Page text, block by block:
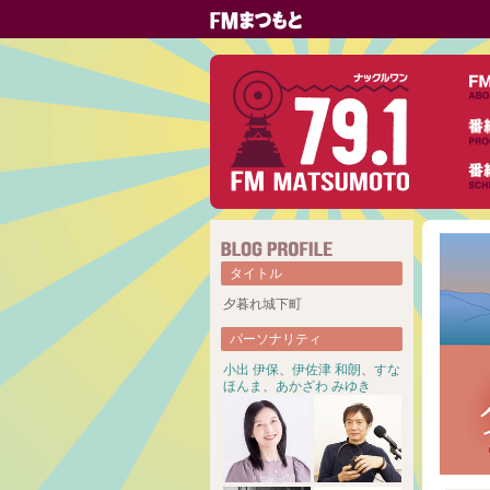
タイトル
夕暮れ城下町
パーソナリティ
小出 伊保、 伊佐津 和朗、 すな
ほんま 、 あかざわ みゆき